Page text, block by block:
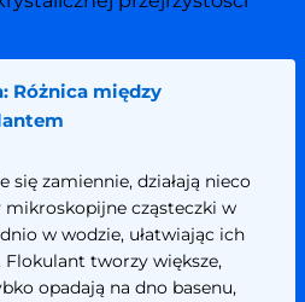
Różnica między
się zamiennie, działają nieco
mikroskopijne cząsteczki w
w wodzie, ułatwiając ich
tworzy większe,
opadają na dno basenu,